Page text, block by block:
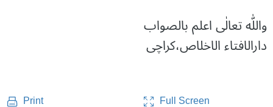
واللّٰه تعالٰی اعلم بالصواب
دارالافتاء الاخلاص،کراچی
Print Full Screen